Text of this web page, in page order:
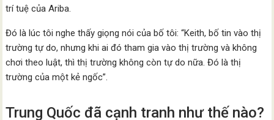
trí tuệ của Ariba.
Đó là lúc tôi nghe thấy giọng nói của bố tôi: “Keith, bố tin vào thị
trường tự do, nhưng khi ai đó tham gia vào thị trường và không
chơi theo luật, thì thị trường không còn tự do nữa. Đó là thị
trường của một kẻ ngốc”.
Trung Quốc đã cạnh tranh như thế nào?